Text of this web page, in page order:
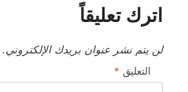
اترك تعليقاً
لن يتم نشر عنوان بريدك الإلكتروني.
التعليق *